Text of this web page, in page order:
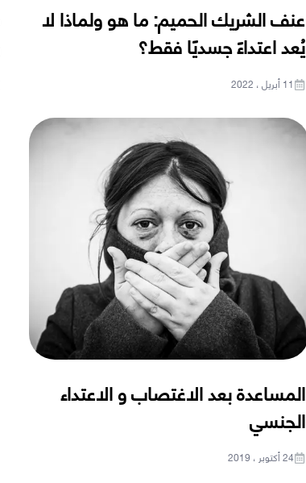
عنف الشريك الحميم: ما هو ولماذا لا
يُعد اعتداءً جسديًا فقط؟
11 أبريل ، 2022
المساعدة بعد الاغتصاب و الاعتداء
الجنسي
24 أكتوبر ، 2019